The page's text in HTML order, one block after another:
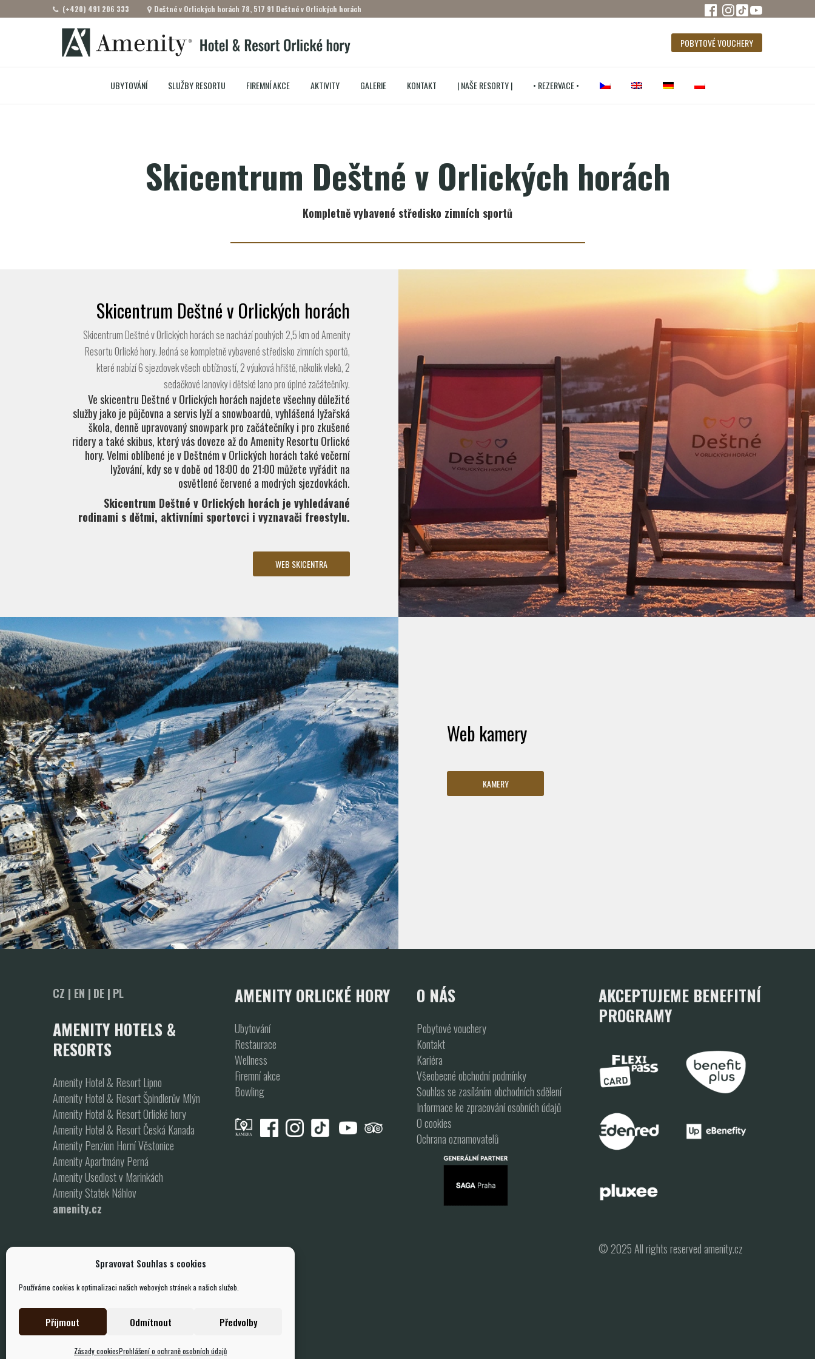
Spravovat Souhlas s cookies
Používáme cookies k optimalizaci našich webových stránek a našich služeb.
Příjmout Odmítnout Předvolby
Zásady cookiesProhlášení o ochraně osobních údajů
(+420) 491 206 333 Deštné v Orlických horách 78, 517 91 Deštné v Orlických horách
POBYTOVÉ VOUCHERY
UBYTOVÁNÍ SLUŽBY RESORTU FIREMNÍ AKCE AKTIVITY GALERIE KONTAKT | NAŠE RESORTY | • REZERVACE •
Skicentrum Deštné v Orlických horách
Kompletně vybavené středisko zimních sportů
Skicentrum Deštné v Orlických horách
Skicentrum Deštné v Orlických horách se nachází pouhých 2,5 km od Amenity
Resortu Orlické hory. Jedná se kompletně vybavené středisko zimních sportů,
které nabízí 6 sjezdovek všech obtížností, 2 výuková hřiště, několik vleků, 2
sedačkové lanovky i dětské lano pro úplné začátečníky.
Ve skicentru Deštné v Orlických horách najdete všechny důležité
služby jako je půjčovna a servis lyží a snowboardů, vyhlášená lyžařská
škola, denně upravovaný snowpark pro začátečníky i pro zkušené
ridery a také skibus, který vás doveze až do Amenity Resortu Orlické
hory. Velmi oblíbené je v Deštném v Orlických horách také večerní
lyžování, kdy se v době od 18:00 do 21:00 můžete vyřádit na
osvětlené červené a modrých sjezdovkách.
Skicentrum Deštné v Orlických horách je vyhledávané
rodinami s dětmi, aktivními sportovci i vyznavači freestylu.
WEB SKICENTRA
Web kamery
KAMERY
CZ | EN | DE | PL
AMENITY HOTELS &
RESORTS
Amenity Hotel & Resort Lipno
Amenity Hotel & Resort Špindlerův Mlýn
Amenity Hotel & Resort Orlické hory
Amenity Hotel & Resort Česká Kanada
Amenity Penzion Horní Věstonice
Amenity Apartmány Perná
Amenity Usedlost v Marinkách
Amenity Statek Náhlov
amenity.cz
AMENITY ORLICKÉ HORY
Ubytování
Restaurace
Wellness
Firemní akce
Bowling
O NÁS
Pobytové vouchery
Kontakt
Kariéra
Všeobecné obchodní podmínky
Souhlas se zasíláním obchodních sdělení
Informace ke zpracování osobních údajů
O cookies
Ochrana oznamovatelů
AKCEPTUJEME BENEFITNÍ
PROGRAMY
© 2025 All rights reserved amenity.cz